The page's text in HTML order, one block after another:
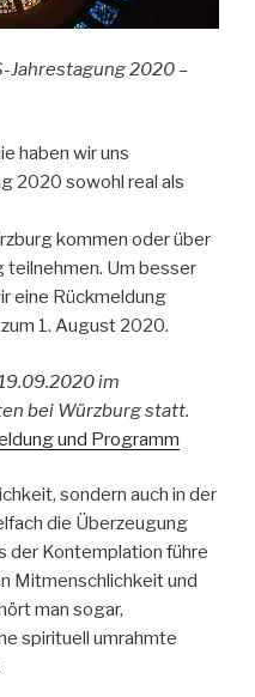
Jahrestagung 2020 –
haben wir uns
2020 sowohl real als
kommen oder über
teilnehmen. Um besser
eine Rückmeldung
1. August 2020.
im
bei Würzburg statt.
und Programm
sondern auch in der
die Überzeugung
der Kontemplation führe
Mitmenschlichkeit und
man sogar,
spirituell umrahmte